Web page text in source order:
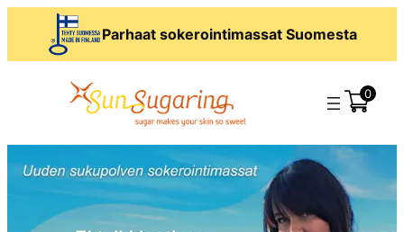
sisältöön
Parhaat sokerointimassat Suomesta
0